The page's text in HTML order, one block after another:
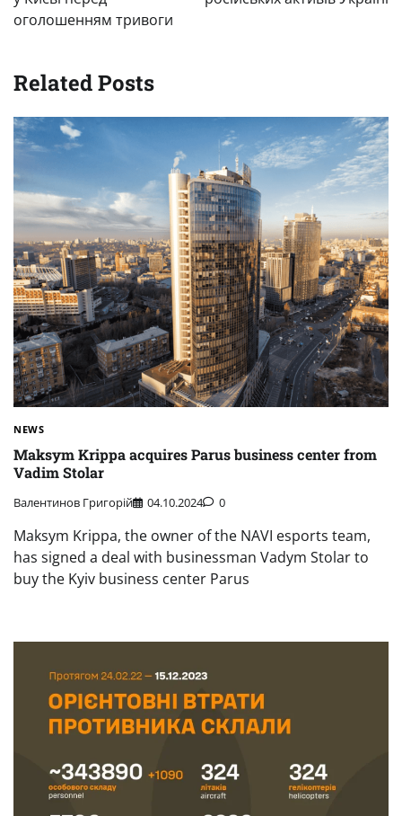
оголошенням тривоги
Related Posts
NEWS
Maksym Krippa acquires Parus business center from
Vadim Stolar
Валентинов Григорій 04.10.2024 0
Maksym Krippa, the owner of the NAVI esports team,
has signed a deal with businessman Vadym Stolar to
buy the Kyiv business center Parus